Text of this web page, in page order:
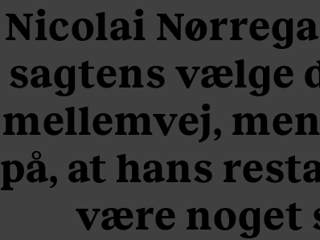
Nicolai
sagtens vælge
mellemvej,
på, at hans
være